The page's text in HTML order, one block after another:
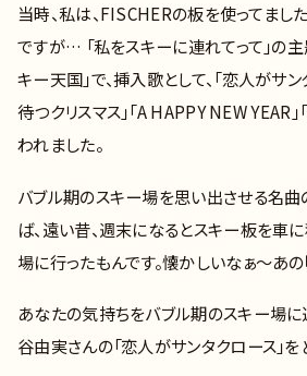
当時、私は、FISCHERの板を使ってまし
ですが… 「私をスキーに連れてって」の主
キー天国」で、挿入歌として、「恋人がサン
待つクリスマス」「A HAPPY NEW YEAR
われました。
バブル期のスキー場を思い出させる名曲
ば、遠い昔、週末になるとスキー板を車
場に行ったもんです。懐かしいなぁ～あ
あなたの気持ちをバブル期のスキー場に
谷由実さんの「恋人がサンタクロース」を